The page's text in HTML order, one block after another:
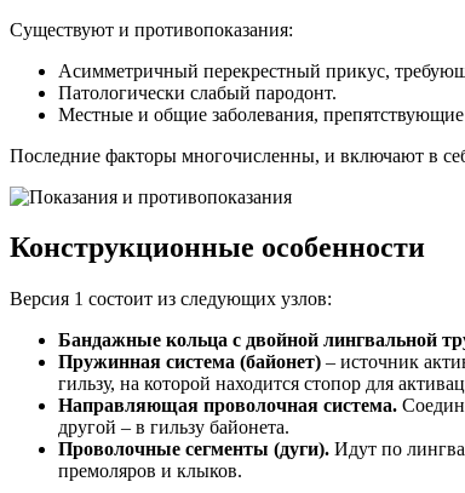
Существуют и противопоказания:
Асимметричный перекрестный прикус,
Патологически слабый пародонт.
Местные и общие заболевания,
Последние факторы многочисленны, и включают в
Конструкционные особенности
Версия 1 состоит из следующих узлов:
Бандажные кольца с двойной лингвальной
Пружинная система (байонет) – источник
гильзу, на которой находится стопор для
Направляющая проволочная система.
другой – в гильзу байонета.
Проволочные сегменты (дуги). Идут по
премоляров и клыков.